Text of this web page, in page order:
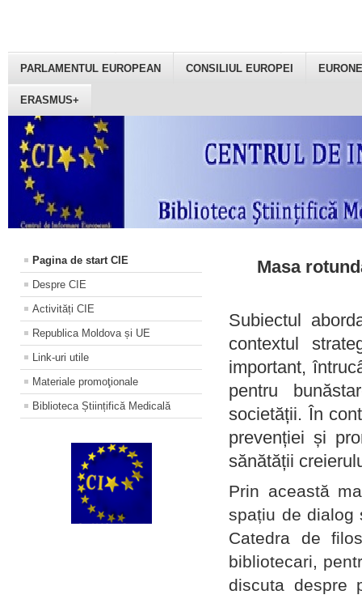
PARLAMENTUL EUROPEAN CONSILIUL EUROPEI
ERASMUS+
Pagina de start CIE
Despre CIE
Activități CIE
Republica Moldova și UE
Link-uri utile
Materiale promoţionale
Biblioteca Științifică Medicală
Masa
Subiectul
contextul
important,
pentru
societății. În
prevenției și
sănătății
Prin această
spațiu de dialog
Catedra de
bibliotecari,
discuta despre